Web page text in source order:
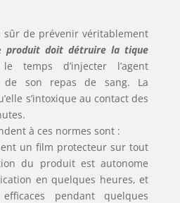
sûr de prévenir véritablement
produit doit détruire la tique
temps d’injecter l’agent
son repas de sang. La
s’intoxique au contact des
à ces normes sont :
un film protecteur sur tout
du produit est autonome
en quelques heures, et
pendant quelques